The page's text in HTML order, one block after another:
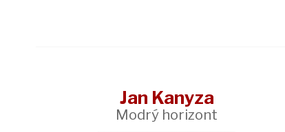
Jan Kanyza
Modrý horizont